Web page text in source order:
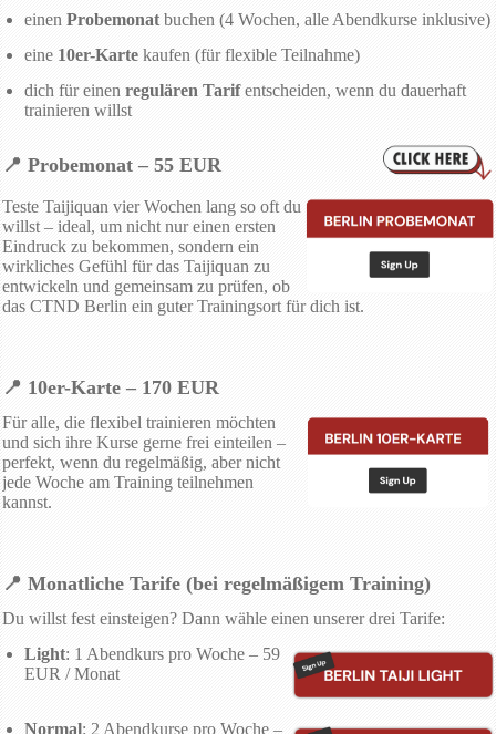
einen Probemonat buchen (4 Wochen, alle Abendkurse inklusive)
eine 10er-Karte kaufen (für flexible Teilnahme)
dich für einen regulären Tarifentscheiden, wenn du dauerhaft
trainieren willst
📍 Probemonat – 55 EUR
Teste Taijiquan vier Wochen lang so oft du
willst – ideal, um nicht nur einen ersten
Eindruck zu bekommen, sondern ein
wirkliches Gefühl für das Taijiquan zu
entwickeln und gemeinsam zu prüfen, ob
das CTND Berlin ein guter Trainingsort für dich ist.
📍 10er-Karte – 170 EUR
Für alle, die flexibel trainieren möchten
und sich ihre Kurse gerne frei einteilen –
perfekt, wenn du regelmäßig, aber nicht
jede Woche am Training teilnehmen
kannst.
📍 Monatliche Tarife (bei regelmäßigem Training)
Du willst fest einsteigen? Dann wähle einen unserer drei Tarife:
Light: 1 Abendkurs pro Woche – 59
EUR / Monat
Normal: 2 Abendkurse pro Woche –